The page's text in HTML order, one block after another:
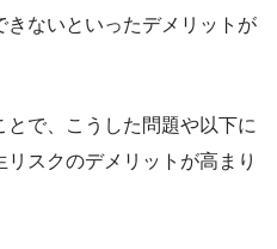
ないといったデメリットが
で、こうした問題や以下に
スクのデメリットが高まり